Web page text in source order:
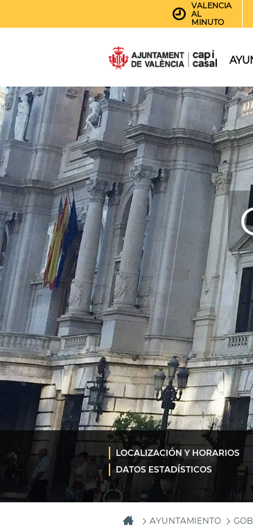
VALENCIA
AL
MINUTO
LOCALIZACIÓN Y HORARIOS
DATOS ESTADÍSTICOS
AYUNTAMIENTO